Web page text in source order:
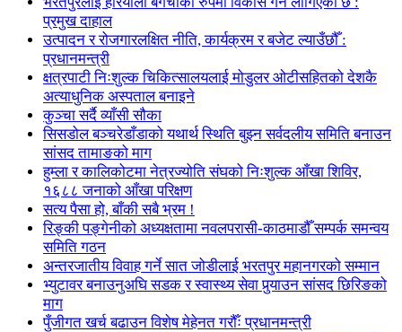
प्रमुख दाहाल
उत्पादन र रोजगारलक्षित नीति, कार्यक्रम र बजेट ल्याउँछौँ :
प्रधानमन्त्री
क्षत्रपाटी निःशुल्क चिकित्सालयलाई मोडुलर ओटीसहितको देशकै
अत्याधुनिक अस्पताल बनाइने
कुञ्चा सर्दै व्याँसी सौका
सिसडोल बञ्चरेडाँडाको यथार्थ स्थिति बुझ्न सर्वदलीय समिति बनाउन
सांसद तामाङको माग
हुम्ला र कालिकोटमा नेत्रज्योति संघको निःशुल्क आँखा शिविर,
१६८८ जनाको आँखा परिक्षण
सत्य पैसा हो, बाँकी सबै भ्रम !
रिङ्की पङ्गेनीको अध्यक्षतामा नवलपरासी-काठमाडौँ सम्पर्क समन्वय
समिति गठन
अन्तरजातीय विवाह गर्ने सात जोडीलाई भरतपुर महानगरको सम्मान
भ्युटावर बनाउनुअघि सडक र स्वास्थ्य सेवा पुर्‍याउन सांसद छिरिङको
माग
पुँजीगत खर्च बढाउन विशेष मेहेनत गरौँः प्रधानमन्त्री